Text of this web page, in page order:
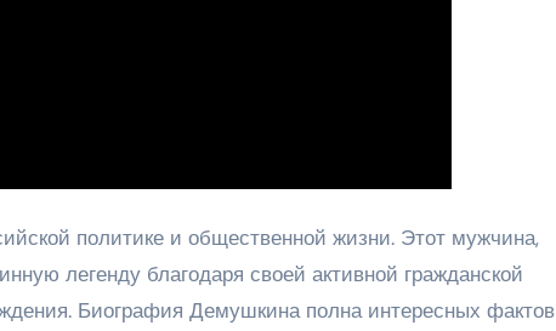
политике и общественной жизни. Этот мужчина,
легенду благодаря своей активной гражданской
Биография Демушкина полна интересных фактов